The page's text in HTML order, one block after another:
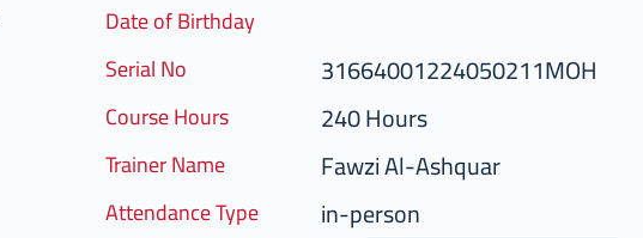
Date of Birthday
Serial No 31664001224050211MOH
Course Hours 240 Hours
Trainer Name Fawzi Al-Ashquar
Attendance Type in-person